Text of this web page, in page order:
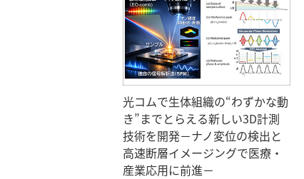
光コムで生体組織の“わずかな動
き”までとらえる新しい3D計測
技術を開発－ナノ変位の検出と
高速断層イメージングで医療・
産業応用に前進－